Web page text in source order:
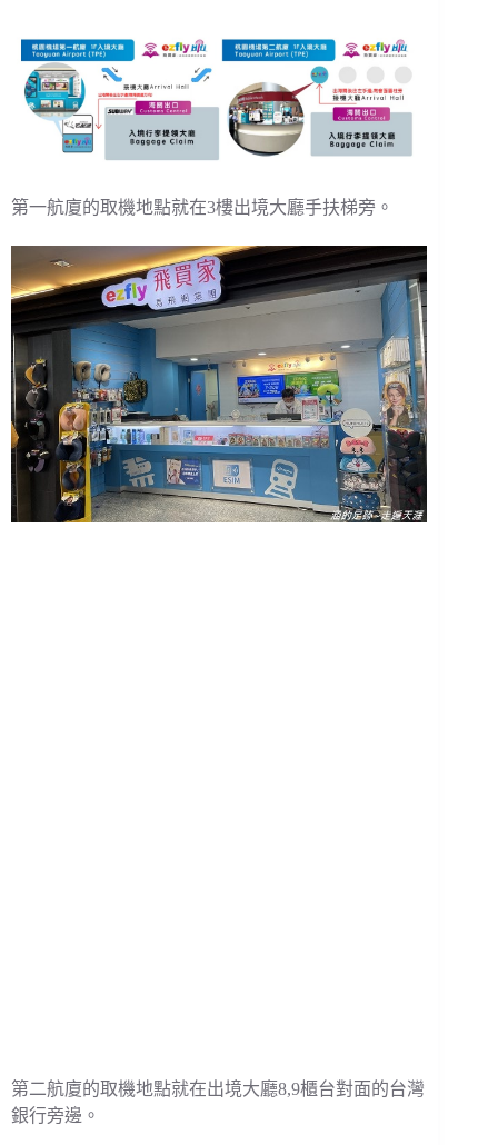
第一航廈的取機地點就在3樓出境大廳手扶梯旁。
第二航廈的取機地點就在出境大廳8,9櫃台對面的台灣
銀行旁邊。